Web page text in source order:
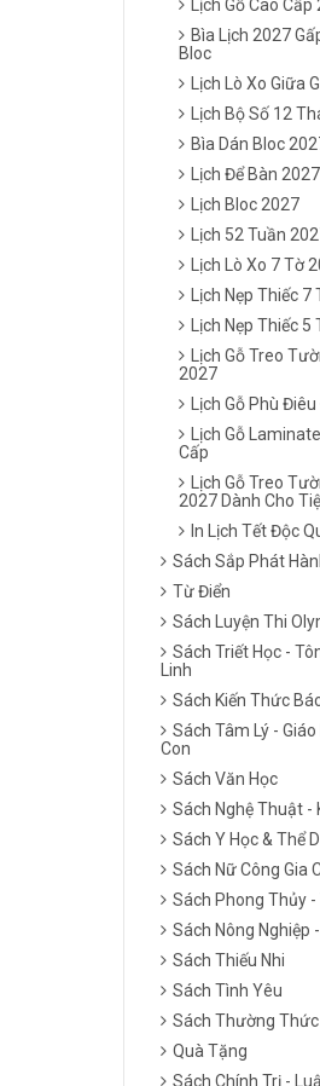
Lịch Gỗ Cao
Bìa Lịch 2027
Bloc
Lịch Lò Xo Giữa
Lịch Bộ Số 12
Bìa Dán Bloc
Lịch Để Bàn 2027
Lịch Bloc 2027
Lịch 52 Tuần
Lịch Lò Xo 7 Tờ
Lịch Nẹp Thiếc
Lịch Nẹp Thiếc
Lịch Gỗ Treo
2027
Lịch Gỗ Phù
Lịch Gỗ
Cấp
Lịch Gỗ Treo
2027 Dành Cho
In Lịch Tết Độc
Sách Sắp Phát
Từ Điển
Sách Luyện Thi
Sách Triết Học -
Linh
Sách Kiến Thức
Sách Tâm Lý -
Con
Sách Văn Học
Sách Nghệ Thuật -
Sách Y Học & Thể
Sách Nữ Công Gia
Sách Phong Thủy -
Sách Nông Nghiệp
Sách Thiếu Nhi
Sách Tình Yêu
Sách Thường
Quà Tặng
Sách Chính Trị -